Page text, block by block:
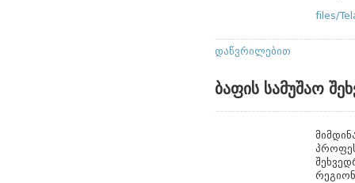
files/
დაწვრილებით
ბაფის სამუშაო